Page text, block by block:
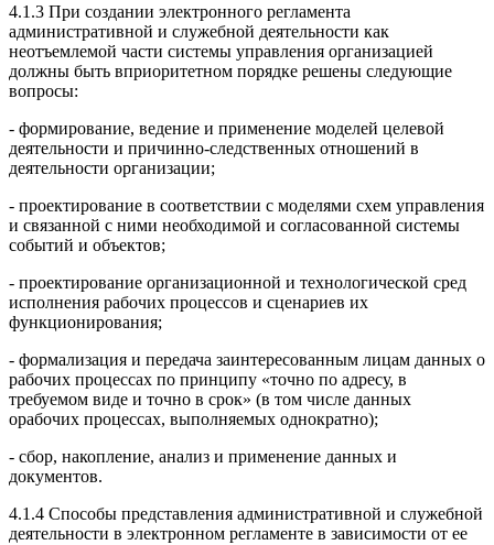
4.1.3 При создании электронного регламента
административной и служебной деятельности как
неотъемлемой части системы управления организацией
должны быть вприоритетном порядке решены следующие
вопросы:
- формирование, ведение и применение моделей целевой
деятельности и причинно-следственных отношений в
деятельности организации;
- проектирование в соответствии с моделями схем управления
и связанной с ними необходимой и согласованной системы
событий и объектов;
- проектирование организационной и технологической сред
исполнения рабочих процессов и сценариев их
функционирования;
- формализация и передача заинтересованным лицам данных о
рабочих процессах по принципу «точно по адресу, в
требуемом виде и точно в срок» (в том числе данных
орабочих процессах, выполняемых однократно);
- сбор, накопление, анализ и применение данных и
документов.
4.1.4 Способы представления административной и служебной
деятельности в электронном регламенте в зависимости от ее